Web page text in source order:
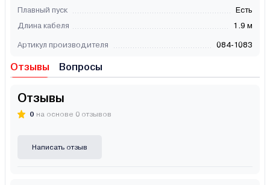
Плавный пуск
Есть
Длина кабеля
1.9 м
Артикул производителя 084-1083
Отзывы Вопросы
Отзывы
0 на основе 0 отзывов
Написать отзыв